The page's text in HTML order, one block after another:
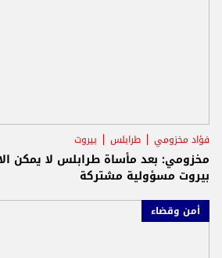
فؤاد مخزومي طرابلس بيروت
مخزومي: بعد مأساة طرابلس لا يمكن
بيروت مسؤولية مشتركة
أمن وقضاء